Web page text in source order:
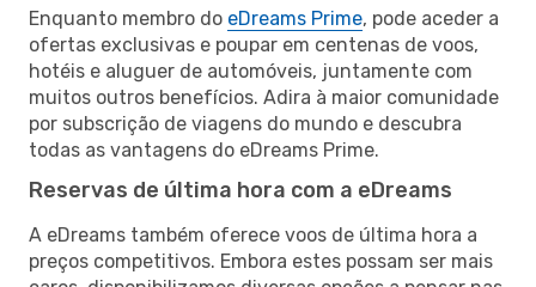
Enquanto membro do eDreams Prime, pode aceder a
ofertas exclusivas e poupar em centenas de voos,
hotéis e aluguer de automóveis, juntamente com
muitos outros benefícios. Adira à maior comunidade
por subscrição de viagens do mundo e descubra
todas as vantagens do eDreams Prime.
Reservas de última hora com a eDreams
A eDreams também oferece voos de última hora a
preços competitivos. Embora estes possam ser mais